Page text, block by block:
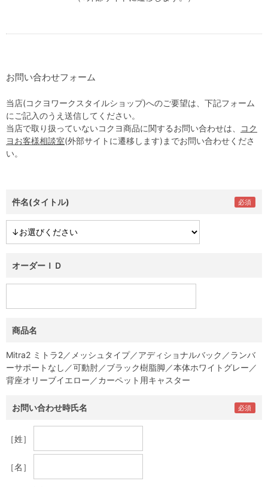
お問い合わせフォーム
当店(コクヨワークスタイルショップ)へのご要望は、下記フォーム
にご記入のうえ送信してください。
当店で取り扱っていないコクヨ商品に関するお問い合わせは、
コク
ヨお客様相談室(外部サイトに遷移します)までお問い合わせくださ
い。
件名(タイトル)
オーダーＩＤ
商品名
Mitra2 ミトラ2／メッシュタイプ／アディショナルバック／ランバ
ーサポートなし／可動肘／ブラック樹脂脚／本体ホワイトグレー／
背座オリーブイエロー／カーペット用キャスター
お問い合わせ時氏名
［姓］
［名］